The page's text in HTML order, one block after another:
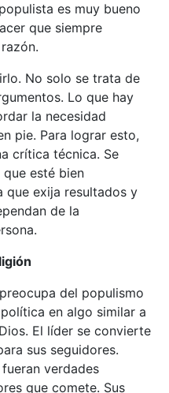
es muy bueno
que siempre
No solo se trata de
Lo que hay
la necesidad
pie. Para lograr esto,
crítica técnica. Se
esté bien
que exija resultados y
de la
del populismo
en algo similar a
El líder se convierte
sus seguidores.
verdades
que comete. Sus